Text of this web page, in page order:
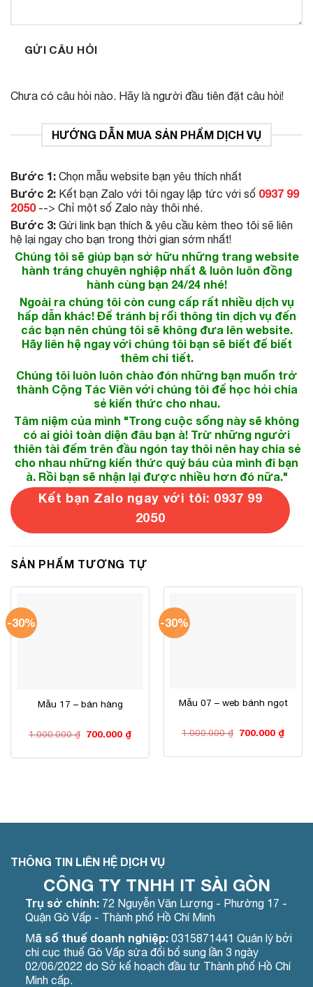
GỬI CÂU HỎI
Chưa có câu hỏi nào. Hãy là người đầu tiên đặt câu hỏi!
HƯỚNG DẪN MUA SẢN PHẨM DỊCH VỤ
Bước 1: Chọn mẫu website bạn yêu thích nhất
Bước 2: Kết bạn Zalo với tôi ngay lập tức với số 0937 99
2050--> Chỉ một số Zalo này thôi nhé.
Bước 3: Gửi link bạn thích & yêu cầu kèm theo tôi sẽ liên
hệ lại ngay cho bạn trong thời gian sớm nhất!
Chúng tôi sẽ giúp bạn sở hữu những trang website
hành tráng chuyên nghiệp nhất & luôn luôn đồng
hành cùng bạn 24/24 nhé!
Ngoài ra chúng tôi còn cung cấp rất nhiều dịch vụ
hấp dẫn khác! Để tránh bị rối thông tin dịch vụ đến
các bạn nên chúng tôi sẽ không đưa lên website.
Hãy liên hệ ngay với chúng tôi bạn sẽ biết để biết
thêm chi tiết.
Chúng tôi luôn luôn chào đón những bạn muốn trở
thành Cộng Tác Viên với chúng tôi để học hỏi chia
sẻ kiến thức cho nhau.
Tâm niệm của mình "Trong cuộc sống này sẽ không
có ai giỏi toàn diện đâu bạn à! Trừ những người
thiên tài đếm trên đầu ngón tay thôi nên hay chia sẻ
cho nhau những kiến thức quý báu của mình đi bạn
à. Rồi bạn sẽ nhận lại được nhiều hơn đó nữa."
Kết bạn Zalo ngay với tôi: 0937 99
2050
SẢN PHẨM TƯƠNG TỰ
-30%
Mẫu 17 – bán hàng
1.000.000₫ Giá
1.000.000 ₫.
700.000 ₫Giá
là:
-30%
Mẫu 07 – web bánh ngọt
1.000.000₫ Giá
1.000.000 ₫.
700.000 ₫Giá
là:
THÔNG TIN LIÊN HỆ DỊCH VỤ
CÔNG TY TNHH IT SÀI GÒN
Trụ sở chính:72 Nguyễn Văn Lượng - Phường 17 -
Quận Gò Vấp - Thành phố Hồ Chí Minh
Mã số thuế doanh nghiệp:0315871441 Quản lý bởi
chi cục thuế Gò Vấp sửa đổi bổ sung lần 3 ngày
02/06/2022 do Sở kế hoạch đầu tư Thành phố Hồ Chí
Minh cấp.